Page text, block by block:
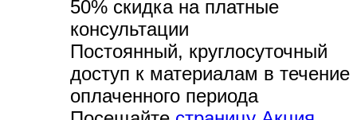
50% скидка на платные
консультации
Постоянный, круглосуточный
доступ к материалам в течение
оплаченного периода